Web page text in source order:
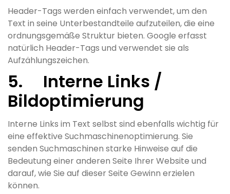
Header-Tags werden einfach verwendet, um den
Text in seine Unterbestandteile aufzuteilen, die eine
ordnungsgemäße Struktur bieten. Google erfasst
natürlich Header-Tags und verwendet sie als
Aufzählungszeichen.
5. Interne Links /
Bildoptimierung
Interne Links im Text selbst sind ebenfalls wichtig für
eine effektive Suchmaschinenoptimierung. Sie
senden Suchmaschinen starke Hinweise auf die
Bedeutung einer anderen Seite Ihrer Website und
darauf, wie Sie auf dieser Seite Gewinn erzielen
können.